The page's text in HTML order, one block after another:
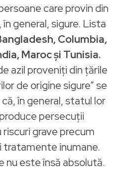
care provin din
general, sigure. Lista
Columbia,
Maroc și Tunisia.
azil proveniți din țările
de origine sigure” se
în general, statul lor
persecuții
grave precum
tratamente inumane.
nu este însă absolută.